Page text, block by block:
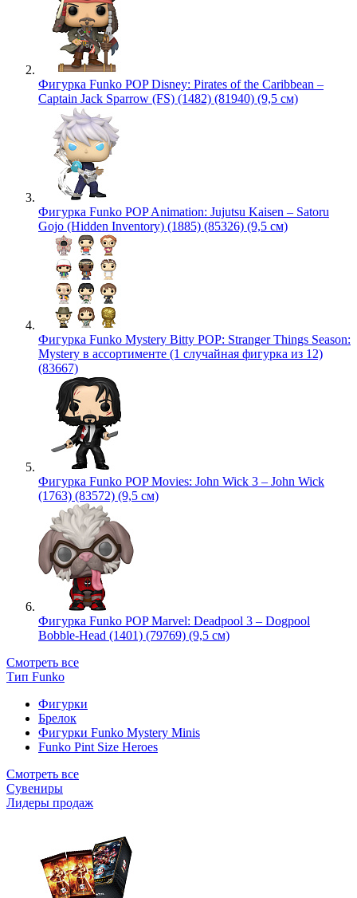
Фигурка Funko POP Disney: Pirates of the Caribbean –
Captain Jack Sparrow (FS) (1482) (81940) (9,5 см)
Фигурка Funko POP Animation: Jujutsu Kaisen – Satoru
Gojo (Hidden Inventory) (1885) (85326) (9,5 см)
Фигурка Funko Mystery Bitty POP: Stranger Things Season:
Mystery в ассортименте (1 случайная фигурка из 12)
(83667)
Фигурка Funko POP Movies: John Wick 3 – John Wick
(1763) (83572) (9,5 см)
Фигурка Funko POP Marvel: Deadpool 3 – Dogpool
Bobble-Head (1401) (79769) (9,5 см)
Смотреть все
Тип Funko
Фигурки
Брелок
Фигурки Funko Mystery Minis
Funko Pint Size Heroes
Смотреть все
Сувениры
Лидеры продаж